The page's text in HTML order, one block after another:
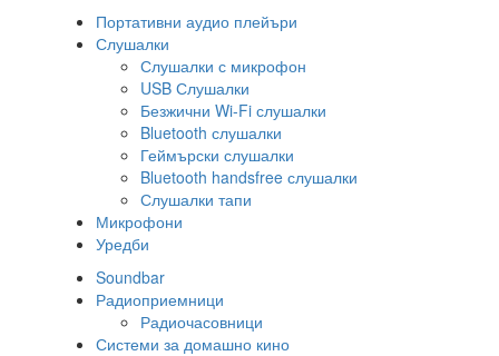
Портативни аудио плейъри
Слушалки
Слушалки с микрофон
USB Слушалки
Безжични Wi-Fi слушалки
Bluetooth слушалки
Геймърски слушалки
Bluetooth handsfree слушалки
Слушалки тапи
Микрофони
Уредби
Soundbar
Радиоприемници
Радиочасовници
Системи за домашно кино